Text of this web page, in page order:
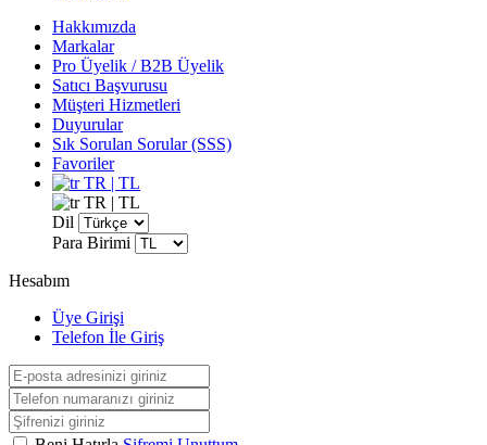
Hakkımızda
Markalar
Pro Üyelik / B2B Üyelik
Satıcı Başvurusu
Müşteri Hizmetleri
Duyurular
Sık Sorulan Sorular (SSS)
Favoriler
TR | TL
TR | TL
Dil
Para Birimi
Hesabım
Üye Girişi
Telefon İle Giriş